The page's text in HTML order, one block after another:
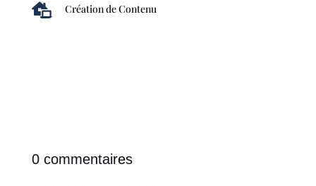
 Création de Contenu
0 commentaires